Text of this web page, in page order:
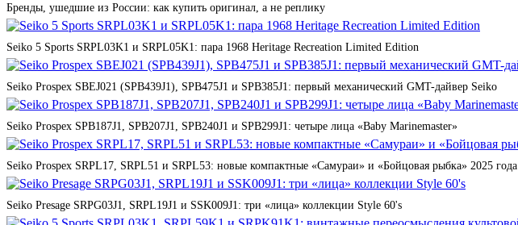
Бренды, ушедшие из России: как купить оригинал, а не реплику
Seiko 5 Sports SRPL03K1 и SRPL05K1: пара 1968 Heritage Recreation Limited Edition
Seiko Prospex SBEJ021 (SPB439J1), SPB475J1 и SPB385J1: первый механический GMT-дайвер Seiko
Seiko Prospex SPB187J1, SPB207J1, SPB240J1 и SPB299J1: четыре лица «Baby Marinemaster»
Seiko Prospex SRPL17, SRPL51 и SRPL53: новые компактные «Самураи» и «Бойцовая рыбка» 2025 года
Seiko Presage SRPG03J1, SRPL19J1 и SSK009J1: три «лица» коллекции Style 60's